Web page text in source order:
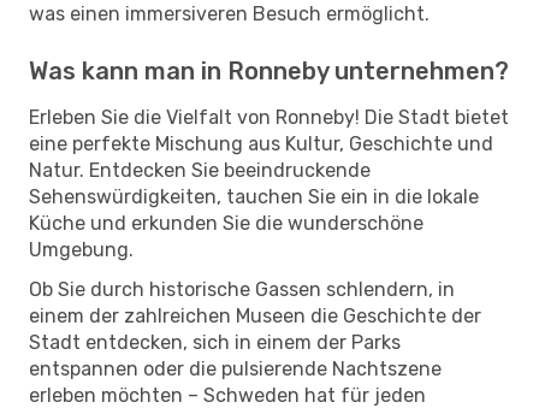
was einen immersiveren Besuch ermöglicht.
Was kann man in Ronneby unternehmen?
Erleben Sie die Vielfalt von Ronneby! Die Stadt bietet
eine perfekte Mischung aus Kultur, Geschichte und
Natur. Entdecken Sie beeindruckende
Sehenswürdigkeiten, tauchen Sie ein in die lokale
Küche und erkunden Sie die wunderschöne
Umgebung.
Ob Sie durch historische Gassen schlendern, in
einem der zahlreichen Museen die Geschichte der
Stadt entdecken, sich in einem der Parks
entspannen oder die pulsierende Nachtszene
erleben möchten – Schweden hat für jeden